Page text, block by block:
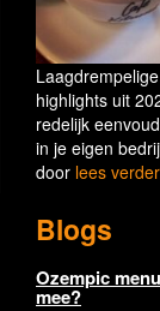
highlights uit
redelijk
in je eigen
door lees verder
Blogs
Ozempic
mee?